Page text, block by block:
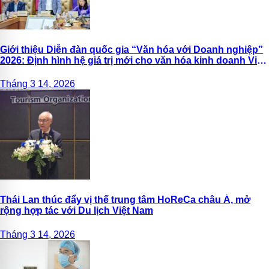
Giới thiệu Diễn đàn quốc gia “Văn hóa với Doanh nghiệp”
2026: Định hình hệ giá trị mới cho văn hóa kinh doanh Việt
Tháng 3 14, 2026
Thái Lan thúc đẩy vị thế trung tâm HoReCa châu Á, mở
rộng hợp tác với Du lịch Việt Nam
Tháng 3 14, 2026